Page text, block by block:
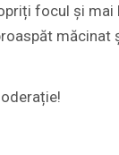
focul și
măcinat